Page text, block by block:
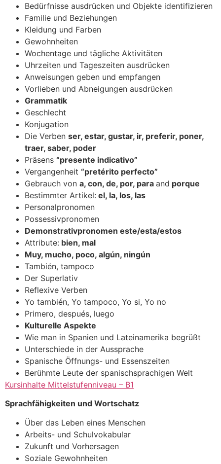
Bedürfnisse ausdrücken und Objekte identifizieren
Familie und Beziehungen
Kleidung und Farben
Gewohnheiten
Wochentage und tägliche Aktivitäten
Uhrzeiten und Tageszeiten ausdrücken
Anweisungen geben und empfangen
Vorlieben und Abneigungen ausdrücken
Grammatik
Geschlecht
Konjugation
Die Verben ser, estar, gustar, ir, preferir, poner,
traer, saber, poder
Präsens “presente indicativo”
Vergangenheit “pretérito perfecto”
Gebrauch von a, con, de, por, para and porque
Bestimmter Artikel: el, la, los, las
Personalpronomen
Possessivpronomen
Demonstrativpronomen este/esta/estos
Attribute: bien, mal
Muy, mucho, poco, algún, ningún
También, tampoco
Der Superlativ
Reflexive Verben
Yo también, Yo tampoco, Yo si, Yo no
Primero, después, luego
Kulturelle Aspekte
Wie man in Spanien und Lateinamerika begrüßt
Unterschiede in der Aussprache
Spanische Öffnungs- und Essenszeiten
Berühmte Leute der spanischsprachigen Welt
Kursinhalte Mittelstufenniveau – B1
Sprachfähigkeiten und Wortschatz
Über das Leben eines Menschen
Arbeits- und Schulvokabular
Zukunft und Vorhersagen
Soziale Gewohnheiten